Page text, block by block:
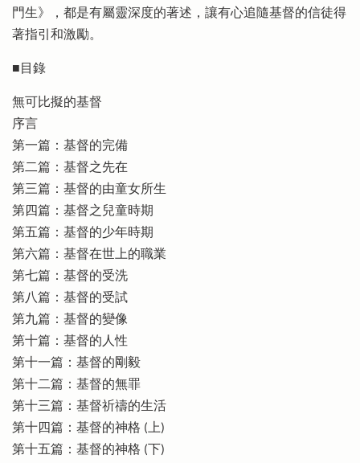
門生》，都是有屬靈深度的著述，讓有心追隨基督的信徒得
著指引和激勵。
■目錄
無可比擬的基督
序言
第一篇：基督的完備
第二篇：基督之先在
第三篇：基督的由童女所生
第四篇：基督之兒童時期
第五篇：基督的少年時期
第六篇：基督在世上的職業
第七篇：基督的受洗
第八篇：基督的受試
第九篇：基督的變像
第十篇：基督的人性
第十一篇：基督的剛毅
第十二篇：基督的無罪
第十三篇：基督祈禱的生活
第十四篇：基督的神格 (上)
第十五篇：基督的神格 (下)